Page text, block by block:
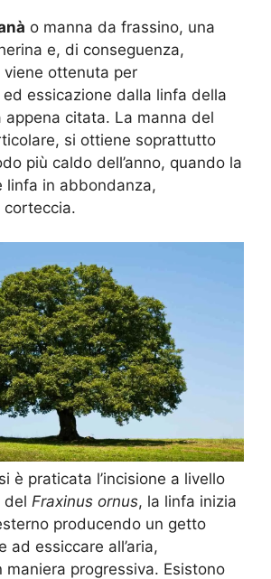
o manna da frassino, una
e, di conseguenza,
ottenuta per
essicazione dalla linfa della
appena citata. La manna del
si ottiene soprattutto
più caldo dell’anno, quando la
linfa in abbondanza,
corteccia.
è praticata l’incisione a livello
del Fraxinus ornus, la linfa inizia
producendo un getto
ad essiccare all’aria,
maniera progressiva. Esistono